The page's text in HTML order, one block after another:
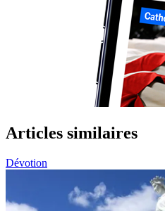
Articles similaires
Dévotion